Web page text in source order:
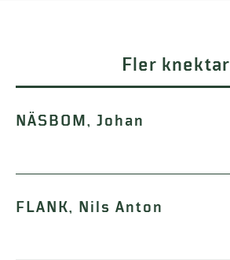
Fler knektar
NÄSBOM, Johan
FLANK, Nils Anton